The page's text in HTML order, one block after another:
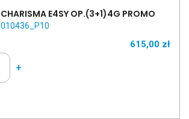
CHARISMA E4SY OP.(3+1)4G PROMO
010436_P10
615,00 zł
+